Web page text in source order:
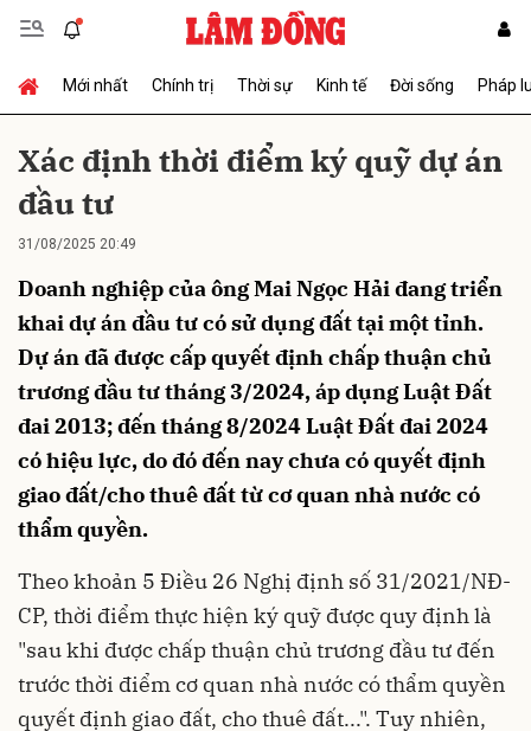
Mới nhất Chính trị Thời sự Kinh tế Đời sống Pháp
Xác định thời điểm ký quỹ dự án
đầu tư
31/08/2025 20:49
Doanh nghiệp của ông Mai Ngọc Hải đang triển
khai dự án đầu tư có sử dụng đất tại một tỉnh.
Dự án đã được cấp quyết định chấp thuận chủ
trương đầu tư tháng 3/2024, áp dụng Luật Đất
đai 2013; đến tháng 8/2024 Luật Đất đai 2024
có hiệu lực, do đó đến nay chưa có quyết định
giao đất/cho thuê đất từ cơ quan nhà nước có
thẩm quyền.
Theo khoản 5 Điều 26 Nghị định số 31/2021/NĐ-
CP, thời điểm thực hiện ký quỹ được quy định là
"sau khi được chấp thuận chủ trương đầu tư đến
trước thời điểm cơ quan nhà nước có thẩm quyền
quyết định giao đất, cho thuê đất...". Tuy nhiên,
Gửi bình luận
Hủy Gửi